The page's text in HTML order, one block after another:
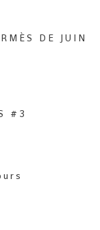
DE JUIN
#3